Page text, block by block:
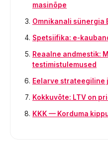
masinõpe
Omnikanali sünergia
Spetsiifika: e-
Reaalne andmestik:
testimistulemused
Eelarve strateegiline
Kokkuvõte: LTV on
KKK — Korduma